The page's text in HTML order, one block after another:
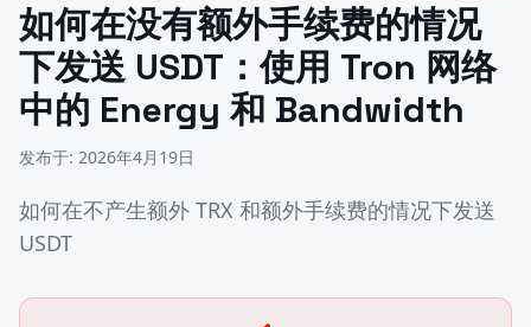
如何在没有额外手续费的情况
下发送 USDT：使用 Tron 网络
中的 Energy 和 Bandwidth
发布于: 2026年4月19日
如何在不产生额外 TRX 和额外手续费的情况下发送
USDT